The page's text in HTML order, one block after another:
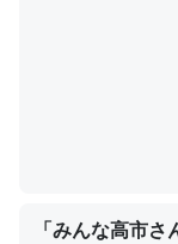
昆虫ってカルシ
コオロギのカル
─ニュース :: 【研
「みんな高市さ